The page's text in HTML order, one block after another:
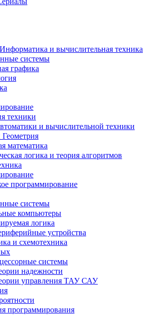
и вычислительная техника
системы
графика
техники
и вычислительной техники
математика
логика и теория алгоритмов
программирование
системы
компьютеры
логика
устройства
и схемотехника
системы
надежности
управления ТАУ САУ
программирования